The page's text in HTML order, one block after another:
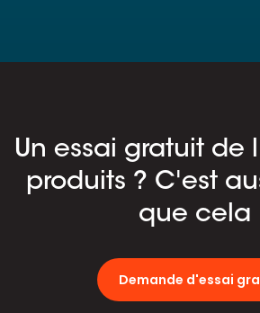
Un essai gratuit de
produits ? C'est
que cela
Demande d'essai